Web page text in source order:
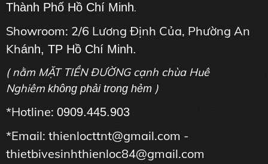
Thành Phố Hồ Chí Minh.
Showroom: 2/6 Lương Định Của, Phường An
Khánh, TP Hồ Chí Minh.
( nằm MẶT TIỀN ĐƯỜNG cạnh chùa Huê
Nghiêm không phải trong hẻm )
*Hotline: 0909.445.903
*Email: thienlocttnt@gmail.com -
thietbivesinhthienloc84@gmail.com